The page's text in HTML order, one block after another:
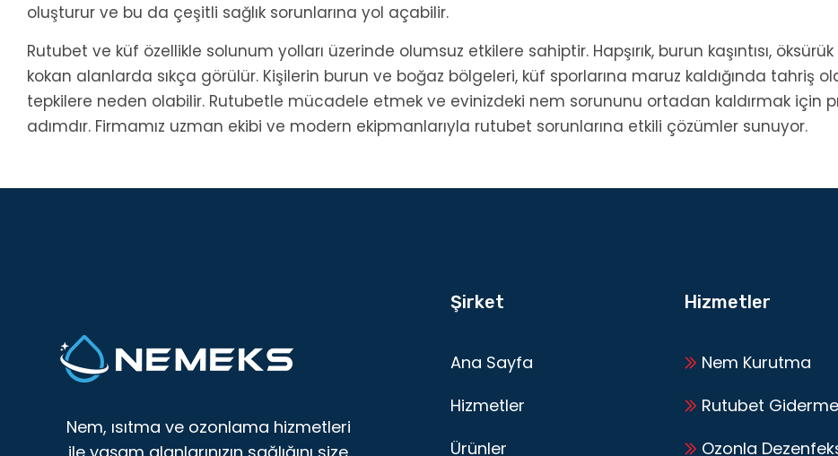
oluşturur ve bu da çeşitli sağlık sorunlarına yol açabilir.
Rutubet ve küf özellikle solunum yolları üzerinde olumsuz etkilere sahiptir. Hapşırık, burun kaşıntısı,
kokan alanlarda sıkça görülür. Kişilerin burun ve boğaz bölgeleri, küf sporlarına maruz kaldığında tahriş
tepkilere neden olabilir. Rutubetle mücadele etmek ve evinizdeki nem sorununu ortadan kaldırmak için
adımdır. Firmamız uzman ekibi ve modern ekipmanlarıyla rutubet sorunlarına etkili çözümler sunuyor.
Nem, ısıtma ve ozonlama hizmetleri
Şirket
Ana Sayfa
Hizmetler
Ürünler
Hizmetler
Nem Kurutma
Rutubet Giderme
Ozonla